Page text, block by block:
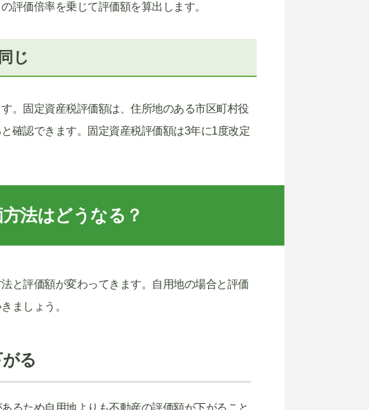
評価倍率を乗じて評価額を算出します。
じ
。固定資産税評価額は、住所地のある市区町村役
確認できます。固定資産税評価額は3年に1度改定
法はどうなる？
と評価額が変わってきます。自用地の場合と評価
ましょう。
る
るため自用地よりも不動産の評価額が下がること